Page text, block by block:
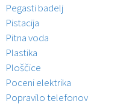
Pegasti badelj
Pistacija
Pitna voda
Plastika
Ploščice
Poceni elektrika
Popravilo telefonov